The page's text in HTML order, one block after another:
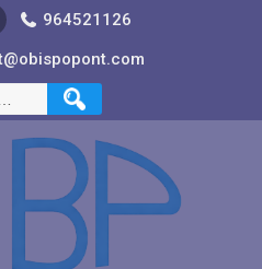
964521126